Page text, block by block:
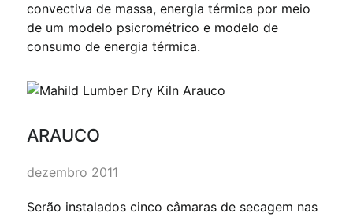
convectiva de massa, energia térmica por meio
de um modelo psicrométrico e modelo de
consumo de energia térmica.
ARAUCO
dezembro 2011
Serão instalados cinco câmaras de secagem nas